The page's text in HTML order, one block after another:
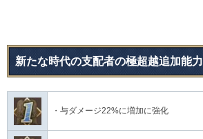
新たな時代の支配者の極超越追加能力
・与ダメージ22%に増加に強化